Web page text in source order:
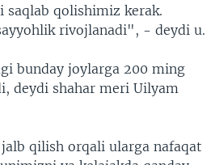
saqlab qolishimiz kerak.
rivojlanadi", - deydi u.
bunday joylarga 200 ming
deydi shahar meri Uilyam
qilish orqali ularga nafaqat